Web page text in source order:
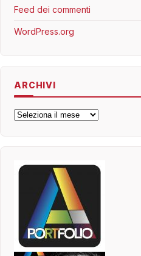
Feed dei commenti
WordPress.org
ARCHIVI
Archivi